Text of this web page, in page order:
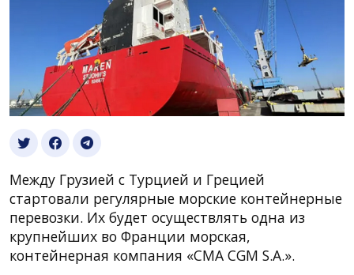
Между Грузией с Турцией и Грецией
стартовали регулярные морские контейнерные
перевозки. Их будет осуществлять одна из
крупнейших во Франции морская,
контейнерная компания «CMA CGM S.A.».